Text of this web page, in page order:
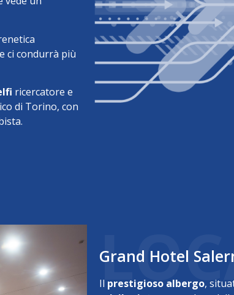
ci condurrà più
ricercatore e
di Torino, con
Grand Hotel
Il prestigioso albergo,